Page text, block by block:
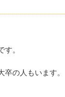
。
の人もいます。